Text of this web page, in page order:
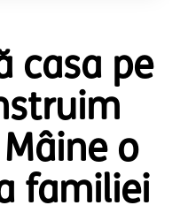
casa pe
o
familiei